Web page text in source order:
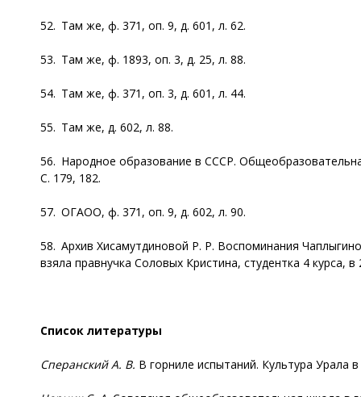
52. Там же, ф. 371, оп. 9, д. 601, л. 62.
53. Там же, ф. 1893, оп. 3, д. 25, л. 88.
54. Там же, ф. 371, оп. 3, д. 601, л. 44.
55. Там же, д. 602, л. 88.
56. Народное образование в СССР.
С. 179, 182.
57. ОГАОО, ф. 371, оп. 9, д. 602, л. 90.
58. Архив Хисамутдиновой Р. Р. Воспоминания
взяла правнучка Соловых Кристина, студентка 4 курса, в
Список литературы
Сперанский А. В. В горниле испытаний. Культура Урала